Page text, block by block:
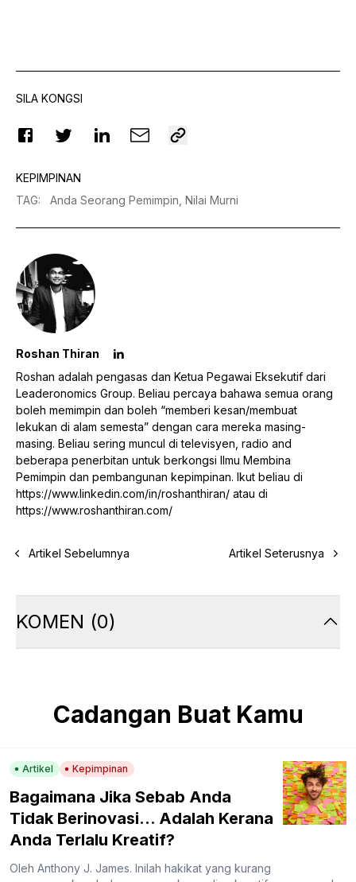
SILA KONGSI
KEPIMPINAN
TAG: Anda Seorang Pemimpin, Nilai Murni
Roshan Thiran
Roshan adalah pengasas dan Ketua Pegawai Eksekutif dari
Leaderonomics Group. Beliau percaya bahawa semua orang
boleh memimpin dan boleh “memberi kesan/membuat
lekukan di alam semesta” dengan cara mereka masing-
masing. Beliau sering muncul di televisyen, radio and
beberapa penerbitan untuk berkongsi Ilmu Membina
Pemimpin dan pembangunan kepimpinan. Ikut beliau di
https://www.linkedin.com/in/roshanthiran/ atau di
https://www.roshanthiran.com/
Artikel Sebelumnya Artikel Seterusnya
KOMEN (0)
Cadangan Buat Kamu
Artikel Kepimpinan
Bagaimana Jika Sebab Anda
Tidak Berinovasi… Adalah Kerana
Anda Terlalu Kreatif?
Oleh Anthony J. James. Inilah hakikat yang kurang